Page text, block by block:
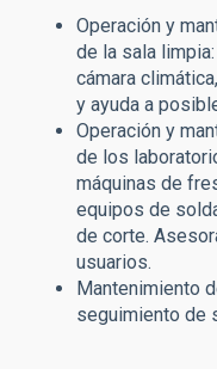
Operación y
de la sala
cámara
y ayuda a
Operación y
de los
máquinas de
equipos de
de corte.
usuarios.
Mantenimiento
seguimiento de